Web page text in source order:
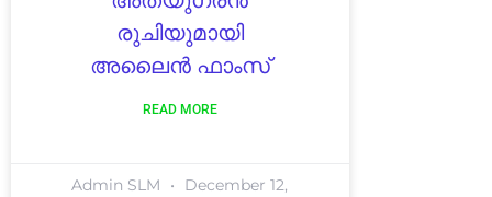
രുചിയുമായി
അലൈൻ ഫാംസ്
READ MORE
Admin SLM
December 12,